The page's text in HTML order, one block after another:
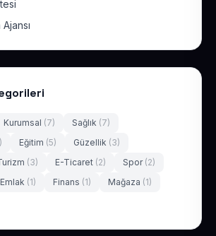
Kurumsal (7) Sağlık (7)
Eğitim (5) Güzellik (3)
(3) E-Ticaret (2) Spor (2)
Emlak (1) Finans (1) Mağaza (1)